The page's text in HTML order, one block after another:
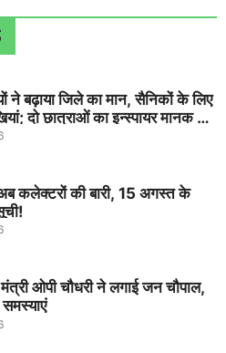
ने बढ़ाया जिले का मान, सैनिकों के लिए
दो छात्राओं का इन्स्पायर मानक में
कलेक्टरों की बारी, 15 अगस्त के
मंत्री ओपी चौधरी ने लगाई जन चौपाल,
समस्याएं